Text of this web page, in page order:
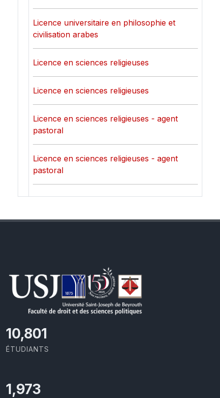
Licence universitaire en philosophie et
civilisation arabes
Licence en sciences religieuses
Licence en sciences religieuses
Licence en sciences religieuses - agent
pastoral
Licence en sciences religieuses - agent
pastoral
11,727
ÉTUDIANTS
2,142